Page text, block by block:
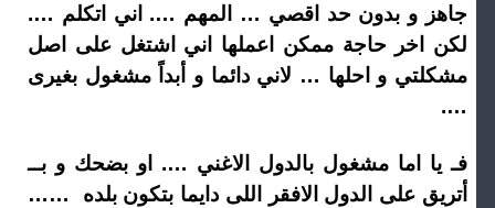
جاهز و بدون حد اقصي … المهم …. اني اتكلم ….
لكن اخر حاجة ممكن اعملها اني اشتغل على اصل
مشكلتي و احلها … لاني دائما و أبداً مشغول بغيرى
….
فـ يا اما مشغول بالدول الاغني …. او بضحك و بــ
أتريق على الدول الافقر اللى دايما بتكون بلده ……